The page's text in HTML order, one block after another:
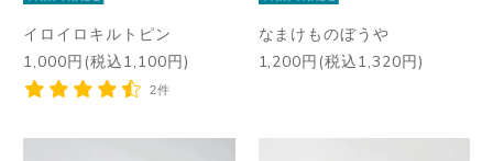
イロイロキルトピン
1,000円(税込1,100円)
2件
なまけものぼうや
1,200円(税込1,320円)